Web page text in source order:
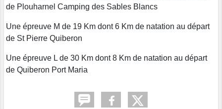
de Plouharnel Camping des Sables Blancs
Une épreuve M de 19 Km dont 6 Km de natation au départ
de St Pierre Quiberon
Une épreuve L de 30 Km dont 8 Km de natation au départ
de Quiberon Port Maria